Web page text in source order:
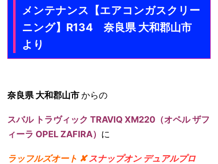
メンテナンス【エアコンガスクリー
ニング】R134 奈良県 大和郡山市
より
奈良県 大和郡山市からの
スバル トラヴィック TRAVIQ XM220（オペル ザフ
ィーラ OPEL ZAFIRA） に
ラッフルズオート ✘スナップオン デュアルプロ